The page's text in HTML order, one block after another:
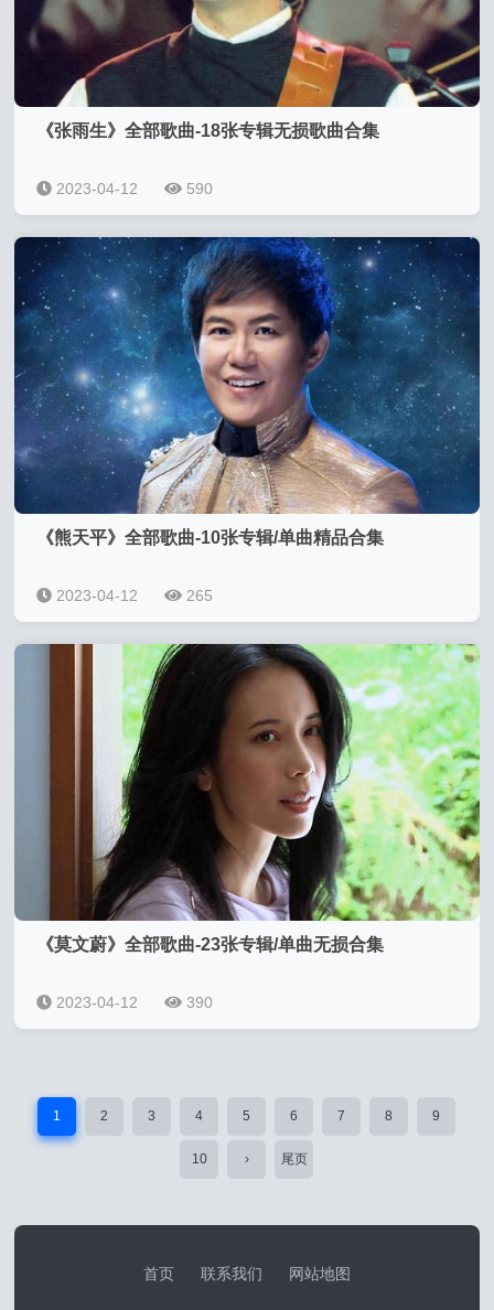
《张雨生》全部歌曲-18张专辑无损歌曲合集
2023-04-12 590
《熊天平》全部歌曲-10张专辑/单曲精品合集
2023-04-12 265
《莫文蔚》全部歌曲-23张专辑/单曲无损合集
2023-04-12 390
1 2 3 4 5 6 7 8 9
10 › 尾页
首页 联系我们 网站地图